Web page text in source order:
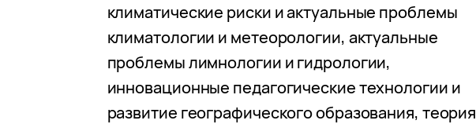
климатические риски и актуальные проблемы
климатологии и метеорологии, актуальные
проблемы лимнологии и гидрологии,
инновационные педагогические технологии и
развитие географического образования, теория